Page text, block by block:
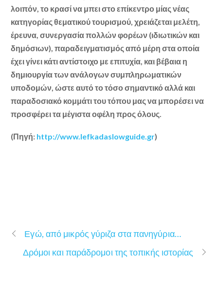
λοιπόν, το κρασί να μπει στο επίκεντρο μίας νέας
κατηγορίας θεματικού τουρισμού, χρειάζεται μελέτη,
έρευνα, συνεργασία πολλών φορέων (ιδιωτικών και
δημόσιων), παραδειγματισμός από μέρη στα οποία
έχει γίνει κάτι αντίστοιχο με επιτυχία, και βέβαια η
δημιουργία των ανάλογων συμπληρωματικών
υποδομών, ώστε αυτό το τόσο σημαντικό αλλά και
παραδοσιακό κομμάτι του τόπου μας να μπορέσει να
προσφέρει τα μέγιστα οφέλη προς όλους.
(Πηγή: http://www.lefkadaslowguide.gr)
Εγώ, από μικρός γύριζα στα πανηγύρια…
Δρόμοι και παράδρομοι της τοπικής ιστορίας